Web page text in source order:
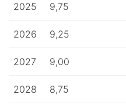
2025 9,75
2026 9,25
2027 9,00
2028 8,75